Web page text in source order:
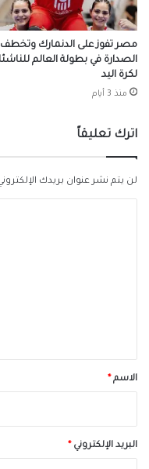
مصر تفوز على الدنمارك وتخطف
الصدارة في بطولة العالم
لكرة اليد
منذ 3 أيام
اترك تعليقاً
لن يتم نشر عنوان بريدك
*الاسم*
البريد الإلكتروني*